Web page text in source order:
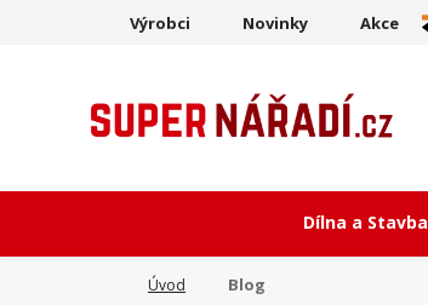
Výrobci Novinky Akce
Dílna a Stavba
Úvod Blog